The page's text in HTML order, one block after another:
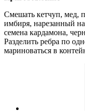
Смешать кетчуп, мед,
имбиря, нарезанный
семена кардамона,
Разделить ребра по
мариноваться в